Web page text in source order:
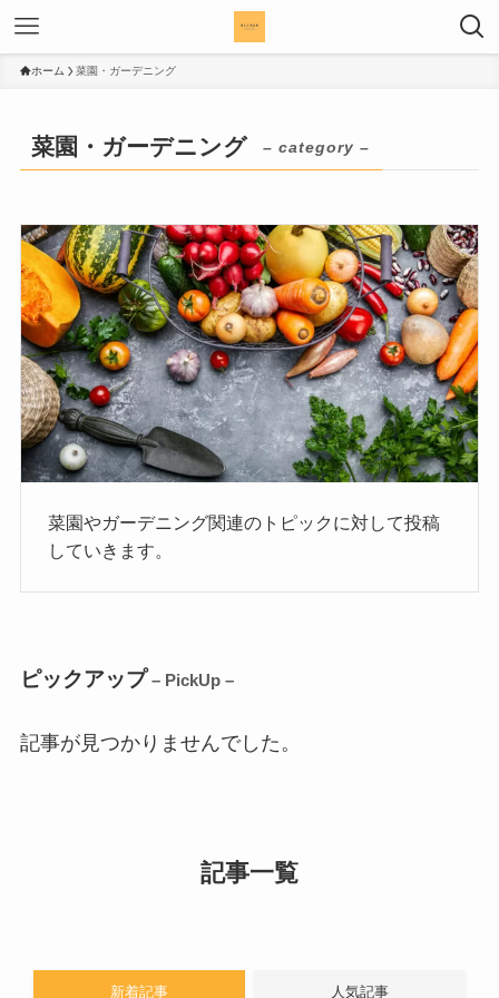
ホーム 菜園・ガーデニング
菜園・ガーデニング – category –
菜園やガーデニング関連のトピックに対して投稿
していきます。
ピックアップ – PickUp –
記事が見つかりませんでした。
記事一覧
新着記事 人気記事